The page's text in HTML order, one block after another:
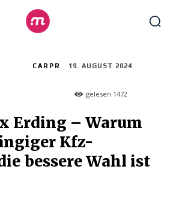
CARPR 19. AUGUST 2024
gelesen 1472
Erding – Warum
Kfz-
bessere Wahl ist